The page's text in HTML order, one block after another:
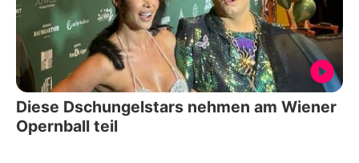
Diese Dschungelstars nehmen am Wiener
Opernball teil